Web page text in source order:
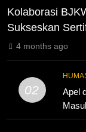
Kolaborasi
Sukseskan
4 months ago
02
Apel